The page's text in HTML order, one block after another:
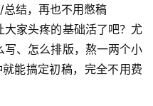
结，再也不用憋稿
家头疼的基础活了吧？尤
、怎么排版，熬一两个小
能搞定初稿，完全不用费